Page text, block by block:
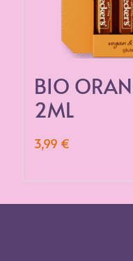
BIO
2ML
3,99 €